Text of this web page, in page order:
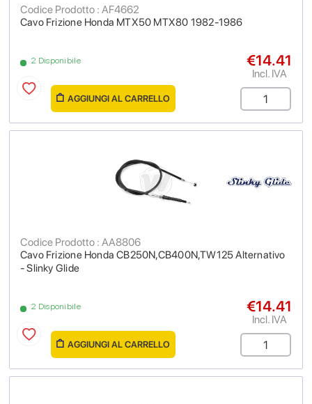
Cavo Frizione Honda MTX50 MTX80 1982-1986
Codice Prodotto : AF4662
2 Disponibile €14.41
Incl. IVA
AGGIUNGI AL CARRELLO
Cavo Frizione Honda CB250N,CB400N,TW125 Alternativo
- Slinky Glide
Codice Prodotto : AA8806
2 Disponibile €14.41
Incl. IVA
AGGIUNGI AL CARRELLO